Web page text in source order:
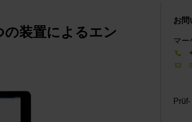
装置によるエン
お問
マー